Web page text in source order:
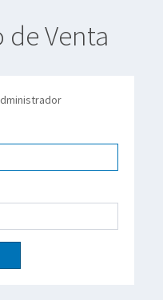
Venta